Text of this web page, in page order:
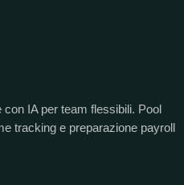
IA per team flessibili. Pool
tracking e preparazione payroll